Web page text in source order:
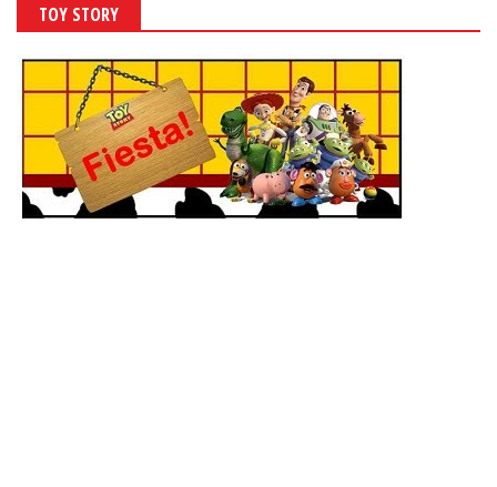
TOY STORY